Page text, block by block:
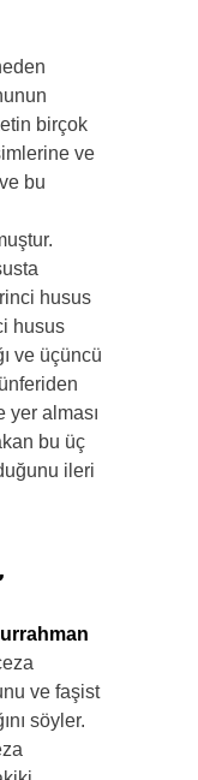
birçok
ve
bu
husus
husus
ve üçüncü
yer alması
bu üç
ileri
ve faşist
söyler.